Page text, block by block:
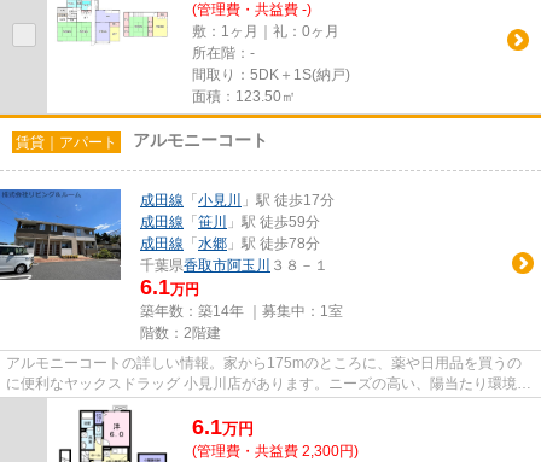
(管理費・共益費 -)
敷：1ヶ月｜礼：0ヶ月
所在階：-
間取り：5DK＋1S(納戸)
面積：123.50㎡
賃貸｜アパート アルモニーコート
成田線 「 小見川
」駅 徒歩17分
成田線 「 笹川
」駅 徒歩59分
成田線 「 水郷 」駅 徒歩78分
千葉県香取市阿玉川 ３８－１
6.1万円
築年数：築14年 ｜募集中： 1室
階数：2階建
アルモニーコートの詳しい情報。家から175mのところに、薬や日用品を買うの
に便利なヤックスドラッグ 小見川店があります。ニーズの高い、陽当たり環境良
好な物件です。ついついお洗濯...
6.1万円
(管理費・共益費 2,300円)